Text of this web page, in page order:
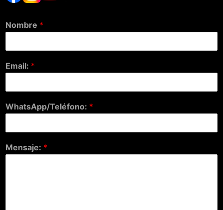
Nombre *
Email: *
WhatsApp/Teléfono: *
Mensaje: *